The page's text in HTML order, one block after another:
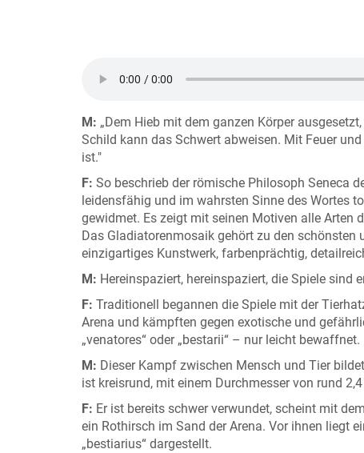
M: „Dem Hieb mit dem ganzen Körper
Schild kann das Schwert abweisen. Mit Feuer
ist."
F: So beschrieb der römische Philosoph Seneca
leidensfähig und im wahrsten Sinne des Wortes
gewidmet. Es zeigt mit seinen Motiven alle Arten
Das Gladiatorenmosaik gehört zu den
einzigartiges Kunstwerk, farbenprächtig,
M: Hereinspaziert, hereinspaziert, die Spiele
F: Traditionell begannen die Spiele mit der
Arena und kämpften gegen exotische und
„venatores“ oder „bestarii“ – nur leicht bewaffnet.
M: Dieser Kampf zwischen Mensch und Tier
ist kreisrund, mit einem Durchmesser von rund
F: Er ist bereits schwer verwundet, scheint mit
ein Rothirsch im Sand der Arena. Vor ihnen liegt
„bestiarius“ dargestellt.